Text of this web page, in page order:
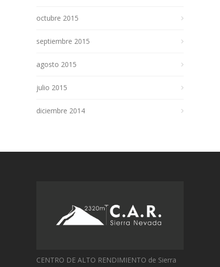
octubre 2015
septiembre 2015
agosto 2015
julio 2015
diciembre 2014
CENTRO DE ALTO RENDIMIENTO de Sierra